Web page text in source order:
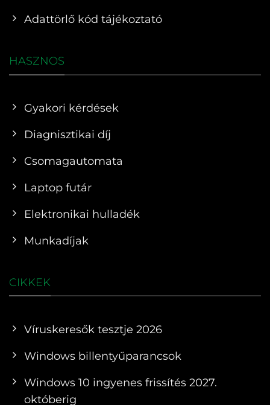
Adattörlő kód tájékoztató
HASZNOS
Gyakori kérdések
Diagnisztikai díj
Csomagautomata
Laptop futár
Elektronikai hulladék
Munkadíjak
CIKKEK
Víruskeresők tesztje 2026
Windows billentyűparancsok
Windows 10 ingyenes frissítés 2027.
októberig